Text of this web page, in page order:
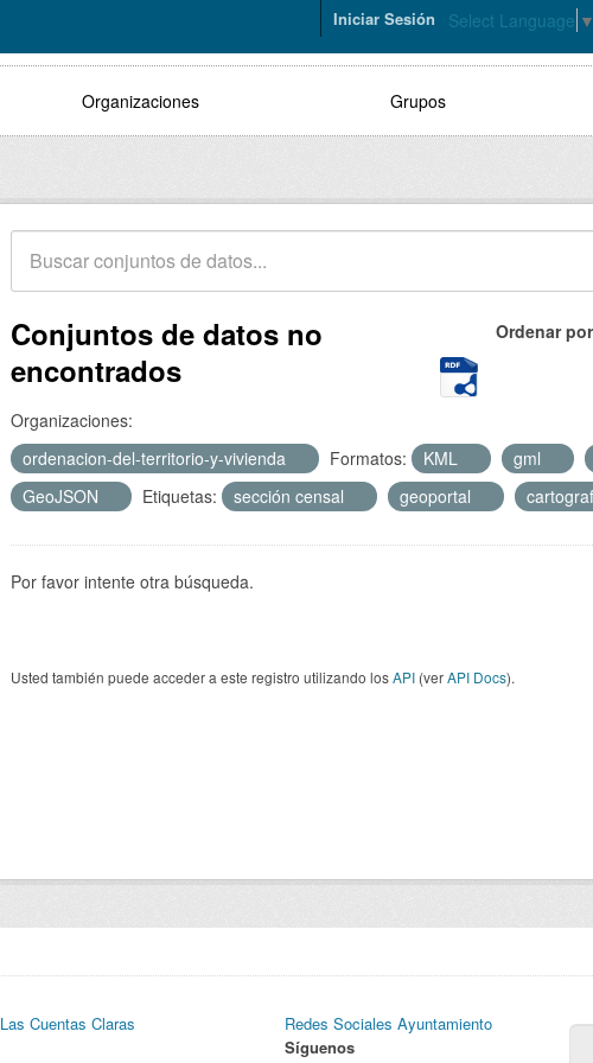
Select Language ▼
Iniciar Sesión
Organizaciones Grupos
Ordenar por
Conjuntos de datos no
encontrados
Organizaciones:
ordenacion-del-territorio-y-vivienda
Formatos: KML gml
GeoJSON
Etiquetas: sección censal geoportal
Por favor intente otra búsqueda.
Usted también puede acceder a este registro utilizando losAPI (verAPI Docs).
Las Cuentas Claras
Redes Sociales Ayuntamiento
Síguenos